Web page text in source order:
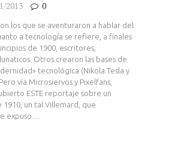
2013 0
los que se aventuraron a hablar del
a tecnología se refiere, a finales
de 1900, escritores,
Otros crearon las bases de
tecnológica (Nikola Tesla y
vía Microsiervos y Pixelfans,
ESTE reportaje sobre un
1910, un tal Villemard, que
expuso…